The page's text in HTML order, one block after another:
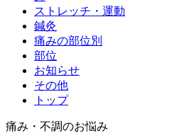
ストレッチ・運動
鍼灸
痛みの部位別
部位
お知らせ
その他
トップ
痛み・不調のお悩み